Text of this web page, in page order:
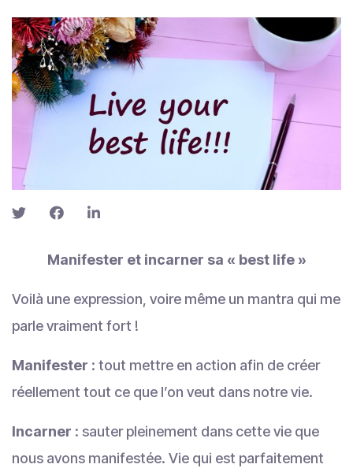
Manifester et incarner sa « best life »
Voilà une expression, voire même un mantra qui me
parle vraiment fort !
Manifester : tout mettre en action afin de créer
réellement tout ce que l’on veut dans notre vie.
Incarner : sauter pleinement dans cette vie que
nous avons manifestée. Vie qui est parfaitement